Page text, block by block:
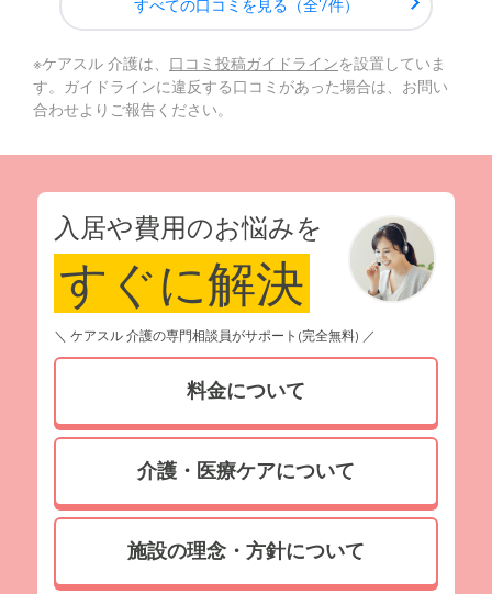
すべての口コミを見る（全7件）
※ケアスル 介護は、 口コミ投稿ガイドラインを設置していま
す。ガイドラインに違反する口コミがあった場合は、お問い
合わせよりご報告ください。
入居や費用のお悩みを
すぐに解決
＼ ケアスル 介護の専門相談員がサポート(完全無料) ／
料金について
介護・医療ケアについて
施設の理念・方針について